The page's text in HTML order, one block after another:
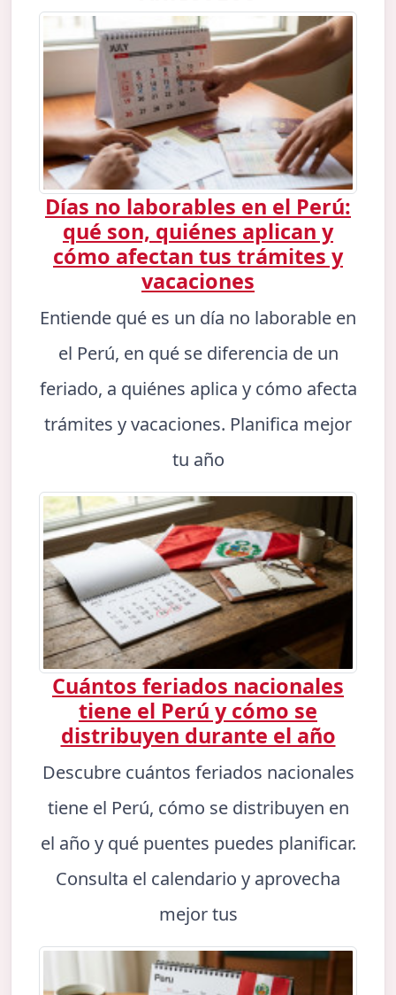
Días no laborables en el Perú:
qué son, quiénes aplican y
cómo afectan tus trámites y
vacaciones
Entiende qué es un día no laborable en
el Perú, en qué se diferencia de un
feriado, a quiénes aplica y cómo afecta
trámites y vacaciones. Planifica mejor
tu año
Cuántos feriados nacionales
tiene el Perú y cómo se
distribuyen durante el año
Descubre cuántos feriados nacionales
tiene el Perú, cómo se distribuyen en
el año y qué puentes puedes planificar.
Consulta el calendario y aprovecha
mejor tus